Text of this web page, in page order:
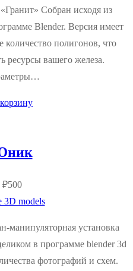
Собран исходя из
Blender. Версия имеет
количество полигонов, что
ресурсы вашего железа.
₽500
3D models
манипуляторная установка
в программе blender 3d
фотографий и схем.